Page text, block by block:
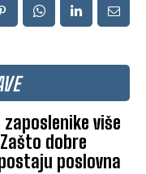
više
dobre
poslovna